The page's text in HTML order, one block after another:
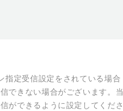
定受信設定をされている場合
できない場合がございます。当
ができるように設定してくださ